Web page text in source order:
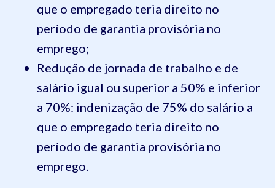
que o empregado teria direito no
período de garantia provisória no
emprego;
Redução de jornada de trabalho e de
salário igual ou superior a 50% e inferior
a 70%: indenização de 75% do salário a
que o empregado teria direito no
período de garantia provisória no
emprego.